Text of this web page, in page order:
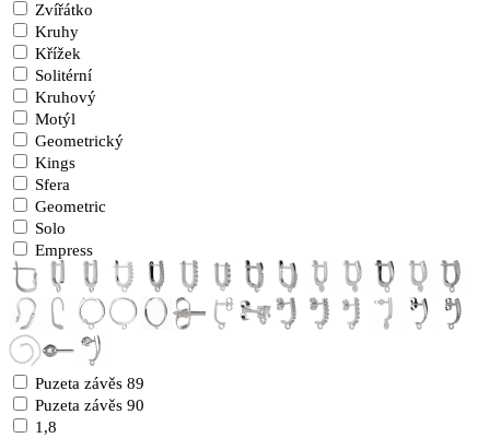
Zvířátko
Kruhy
Křížek
Solitérní
Kruhový
Motýl
Geometrický
Kings
Sfera
Geometric
Solo
Empress
Puzeta závěs 89
Puzeta závěs 90
1,8